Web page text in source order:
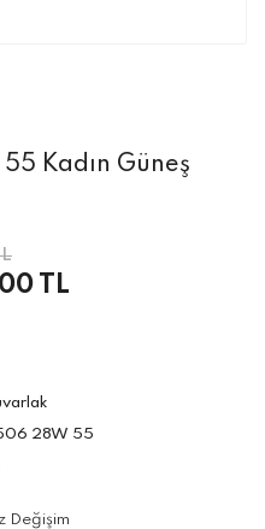
Kadın Güneş
TL
28W 55
Değişim